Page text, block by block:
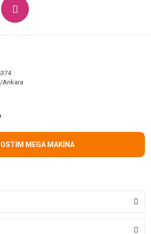
Ankara
OSTİM MEGA MAKİNA